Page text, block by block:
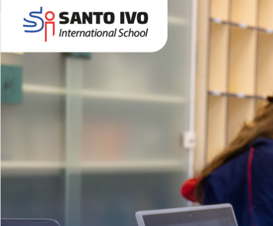
Novidades 2026 High School
EDUCAÇÃO INFANTIL
Inglês todos os dias
MÉDIO
igh School
Dupla Diplomação